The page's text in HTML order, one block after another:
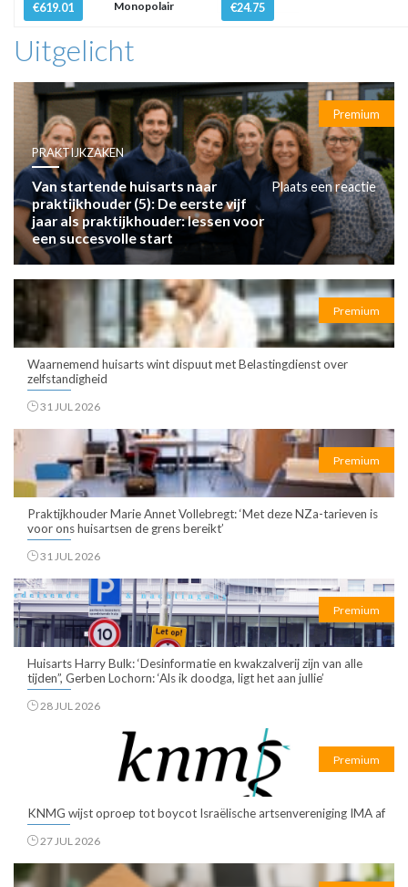
€619.01
Monopolair
€24.75
Uitgelicht
Premium
PRAKTIJKZAKEN
Van startende huisarts naar
praktijkhouder (5): De eerste vijf
jaar als praktijkhouder: lessen voor
een succesvolle start
Plaats een reactie
Premium
Waarnemend huisarts wint dispuut met Belastingdienst over
zelfstandigheid
31 JUL 2026
Premium
Praktijkhouder Marie Annet Vollebregt: ‘Met deze NZa-tarieven is
voor ons huisartsen de grens bereikt’
31 JUL 2026
Premium
Huisarts Harry Bulk: ‘Desinformatie en kwakzalverij zijn van alle
tijden”, Gerben Lochorn: ‘Als ik doodga, ligt het aan jullie’
28 JUL 2026
Premium
KNMG wijst oproep tot boycot Israëlische artsenvereniging IMA af
27 JUL 2026